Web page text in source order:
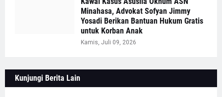
Minahasa, Advokat Sofyan Jimmy
Yosadi Berikan Bantuan Hukum Gratis
untuk Korban Anak
Kamis, Juli 09, 2026
Kunjungi Berita Lain